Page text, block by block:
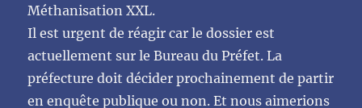
Méthanisation XXL.
Il est urgent de réagir car le dossier est
actuellement sur le Bureau du Préfet. La
préfecture doit décider prochainement de partir
en enquête publique ou non. Et nous aimerions